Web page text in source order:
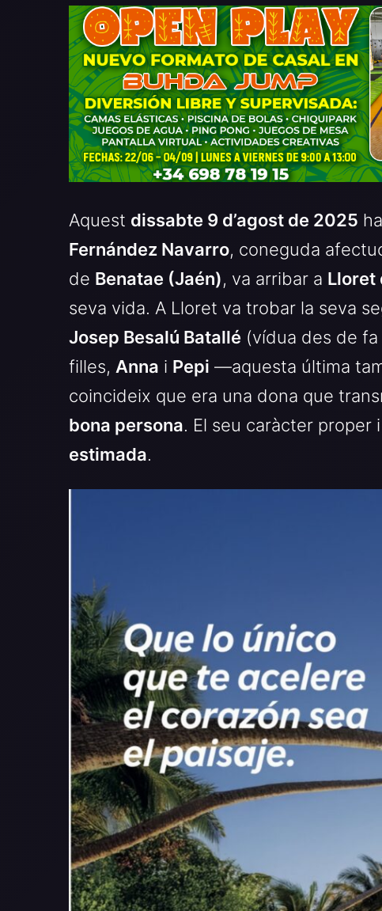
Aquest dissabte 9 d’agost de 2025
Fernández Navarro, coneguda
de Benatae (Jaén), va arribar a Lloret
seva vida. A Lloret va trobar la seva
Josep Besalú Batallé (vídua des de
filles, Anna i Pepi —aquesta última
coincideix que era una dona que
bona persona. El seu caràcter proper
estimada.